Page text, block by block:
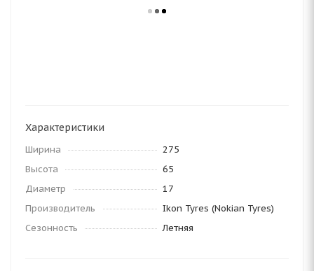
Характеристики
Ширина
275
Высота
65
Диаметр
17
Производитель
Ikon Tyres (Nokian Tyres)
Сезонность
Летняя